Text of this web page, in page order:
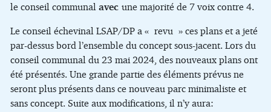
le conseil communalavecune majorité de 7 voix contre 4.
Le conseil échevinal LSAP/DP a « revu » ces plans et a jeté
par-dessus bord l’ensemble du concept sous-jacent. Lors du
conseil communal du 23 mai 2024, des nouveaux plans ont
été présentés. Une grande partie des éléments prévus ne
seront plus présents dans ce nouveau parc minimaliste et
sans concept. Suite aux modifications, il n’y aura: